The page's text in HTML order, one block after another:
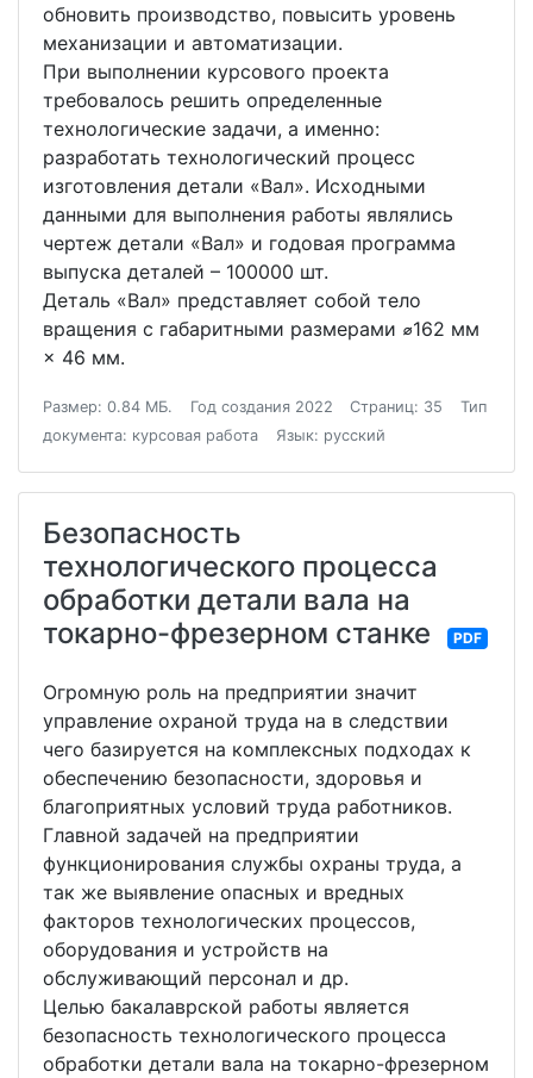
обновить производство, повысить уровень
механизации и автоматизации.
При выполнении курсового проекта
требовалось решить определенные
технологические задачи, а именно:
разработать технологический процесс
изготовления детали «Вал». Исходными
данными для выполнения работы являлись
чертеж детали «Вал» и годовая программа
выпуска деталей – 100000 шт.
Деталь «Вал» представляет собой тело
вращения с габаритными размерами ⌀162 мм
× 46 мм.
Размер: 0.84 МБ. Год создания 2022 Страниц: 35
Тип
документа: курсовая работа
Язык: русский
Безопасность
технологического процесса
обработки детали вала на
токарно-фрезерном станке
PDF
Огромную роль на предприятии значит
управление охраной труда на в следствии
чего базируется на комплексных подходах к
обеспечению безопасности, здоровья и
благоприятных условий труда работников.
Главной задачей на предприятии
функционирования службы охраны труда, а
так же выявление опасных и вредных
факторов технологических процессов,
оборудования и устройств на
обслуживающий персонал и др.
Целью бакалаврской работы является
безопасность технологического процесса
обработки детали вала на токарно-фрезерном